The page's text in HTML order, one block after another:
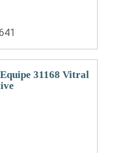
31168 Vitral